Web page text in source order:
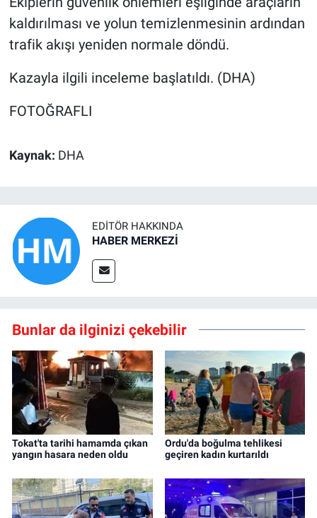
kaldırılması ve yolun temizlenmesinin ardından
trafik akışı yeniden normale döndü.
Kazayla ilgili inceleme başlatıldı. (DHA)
FOTOĞRAFLI
Kaynak: DHA
EDITÖR HAKKINDA
HABER MERKEZİ
Bunlar da ilginizi çekebilir
Tokat'ta tarihi hamamda çıkan
yangın hasara neden oldu
Ordu'da boğulma tehlikesi
geçiren kadın kurtarıldı